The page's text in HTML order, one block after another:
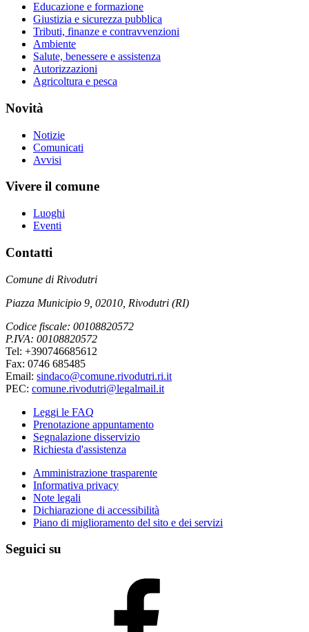
Educazione e formazione
Giustizia e sicurezza pubblica
Tributi, finanze e contravvenzioni
Ambiente
Salute, benessere e assistenza
Autorizzazioni
Agricoltura e pesca
Novità
Notizie
Comunicati
Avvisi
Vivere il comune
Luoghi
Eventi
Contatti
Comune di Rivodutri
Piazza Municipio 9, 02010, Rivodutri (RI)
Codice fiscale: 00108820572
P.IVA: 00108820572
Tel: +390746685612
Fax: 0746 685485
Email: sindaco@comune.rivodutri.ri.it
PEC: comune.rivodutri@legalmail.it
Leggi le FAQ
Prenotazione appuntamento
Segnalazione disservizio
Richiesta d'assistenza
Amministrazione trasparente
Informativa privacy
Note legali
Dichiarazione di accessibilità
Piano di miglioramento del sito e dei servizi
Seguici su